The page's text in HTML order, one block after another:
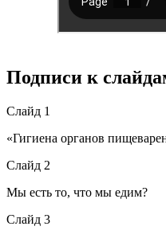
Подписи к
Слайд 1
«Гигиена органов
Слайд 2
Мы есть то, что мы едим?
Слайд 3